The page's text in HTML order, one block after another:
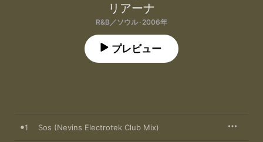
リアーナ
R&B／ソウル · 2006年
プレビュー
1 Sos (Nevins Electrotek Club Mix)